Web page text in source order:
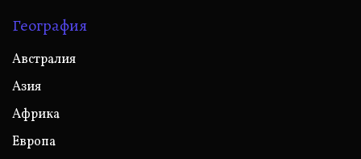
География
Австралия
Азия
Африка
Европа